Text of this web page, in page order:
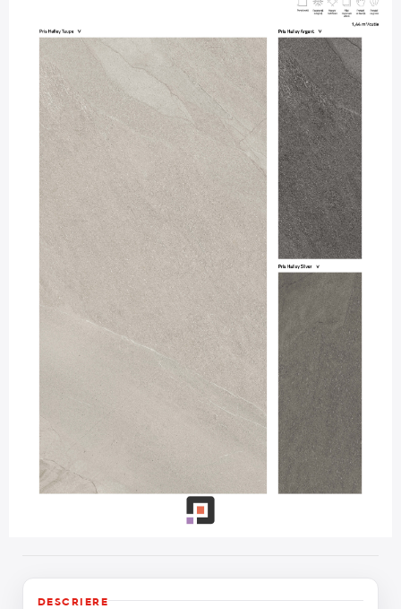
DESCRIERE